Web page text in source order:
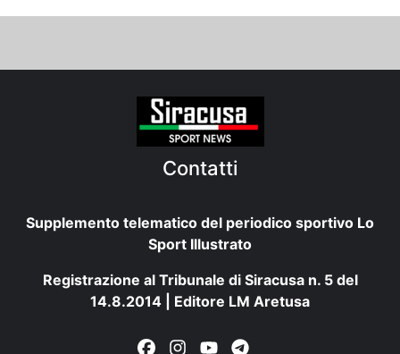
Contatti
Supplemento telematico del periodico sportivo Lo
Sport Illustrato
Registrazione al Tribunale di Siracusa n. 5 del
14.8.2014 | Editore LM Aretusa